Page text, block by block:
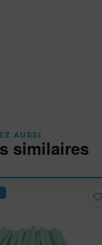
AUSSI
similaires